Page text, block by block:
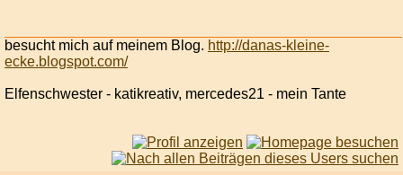
besucht mich auf meinem Blog. http://danas-kleine-
ecke.blogspot.com/
Elfenschwester - katikreativ, mercedes21 - mein Tante